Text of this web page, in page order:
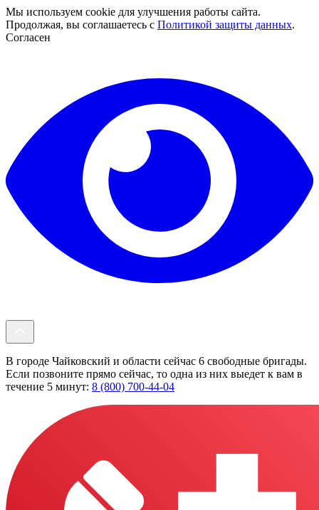
Мы используем cookie для улучшения работы сайта.
Продолжая, вы соглашаетесь с Политикой защиты данных.
Согласен
В городе Чайковский и области сейчас 6 свободные бригады.
Если позвоните прямо сейчас, то одна из них выедет к вам в
течение 5 минут: 8 (800) 700-44-04